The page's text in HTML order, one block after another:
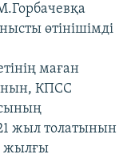
өтінішімді
маған
КПСС
жыл толатынын
жылғы